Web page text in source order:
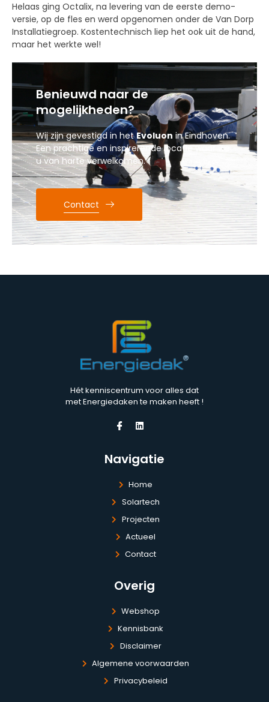
Benieuwd naar de
mogelijkheden?
Wij zijn gevestigd in hetEvoluon in Eindhoven.
Een prachtige en inspirerende locatie waar we
u van harte verwelkomen.
Contact
Helaas ging Octalix, na levering van de eerste demo-
versie, op de fles en werd opgenomen onder de Van Dorp
Installatiegroep. Kostentechnisch liep het ook uit de hand,
maar het werkte wel!
Hét kenniscentrum voor alles dat
met Energiedaken te maken heeft !
Navigatie
Home
Solartech
Projecten
Actueel
Contact
Overig
Webshop
Kennisbank
Disclaimer
Algemene voorwaarden
Privacybeleid